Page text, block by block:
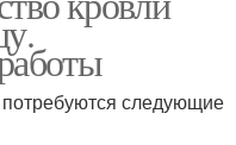
следующие